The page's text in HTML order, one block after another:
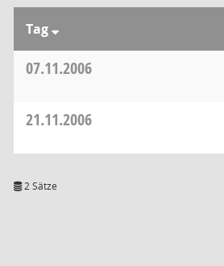
Tag
07.11.2006
21.11.2006
2 Sätze